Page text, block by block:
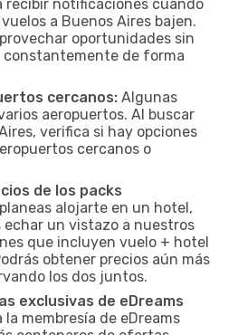
recibir notificaciones cuando
a Buenos Aires bajen.
oportunidades sin
constantemente de forma
cercanos: Algunas
aeropuertos. Al buscar
verifica si hay opciones
cercanos o
de los packs
alojarte en un hotel,
echar un vistazo a nuestros
que incluyen vuelo + hotel
obtener precios aún más
los dos juntos.
exclusivas de eDreams
membresía de eDreams